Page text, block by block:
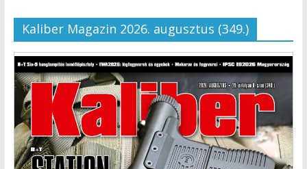
Kaliber Magazin 2026. augusztus (349.)